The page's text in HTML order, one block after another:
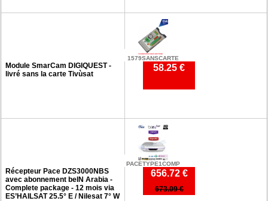
1579SANSCARTE
Module SmarCam DIGIQUEST -
livré sans la carte Tivùsat
58.25 €
PACETYPE1COMP
Récepteur Pace DZS3000NBS
avec abonnement beIN Arabia -
Complete package - 12 mois via
ES’HAILSAT 25.5° E / Nilesat 7° W
656.72 €
673.09 €